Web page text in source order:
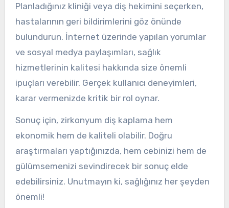
Planladığınız kliniği veya diş hekimini seçerken,
hastalarının geri bildirimlerini göz önünde
bulundurun. İnternet üzerinde yapılan yorumlar
ve sosyal medya paylaşımları, sağlık
hizmetlerinin kalitesi hakkında size önemli
ipuçları verebilir. Gerçek kullanıcı deneyimleri,
karar vermenizde kritik bir rol oynar.
Sonuç için, zirkonyum diş kaplama hem
ekonomik hem de kaliteli olabilir. Doğru
araştırmaları yaptığınızda, hem cebinizi hem de
gülümsemenizi sevindirecek bir sonuç elde
edebilirsiniz. Unutmayın ki, sağlığınız her şeyden
önemli!